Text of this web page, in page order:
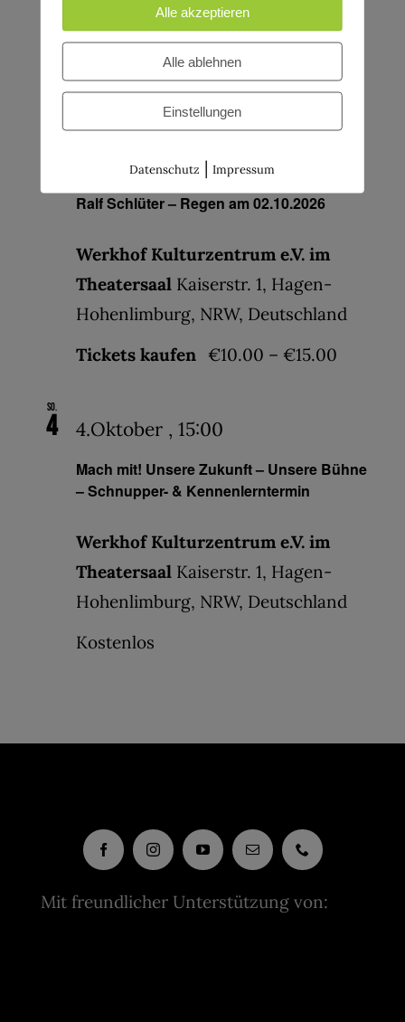
TheatersaalKaiserstr. 1, Hagen-
Hohenlimburg, NRW, Deutschland
Tickets kaufen €10.00 – €15.00
Ralf Schlüter – Regen am 02.10.2026
2.Oktober , 20:00-22:30
Werkhof Kulturzentrum e.V. im
Theatersaal Kaiserstr. 1, Hagen-
Hohenlimburg, NRW, Deutschland
Tickets kaufen €10.00 – €15.00
So.
4
Mach mit! Unsere Zukunft – Unsere Bühne
– Schnupper- & Kennenlerntermin
4.Oktober , 15:00
Werkhof Kulturzentrum e.V. im
Theatersaal Kaiserstr. 1, Hagen-
Hohenlimburg, NRW, Deutschland
Kostenlos
Mit freundlicher Unterstützung von:
Alle akzeptieren
Alle ablehnen
Einstellungen
Datenschutz |Impressum